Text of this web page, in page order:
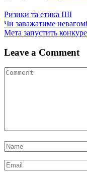
Ризики та етика ШІ
Навігація
записів
Чи заважатиме
Мета запустить
Leave a Comment